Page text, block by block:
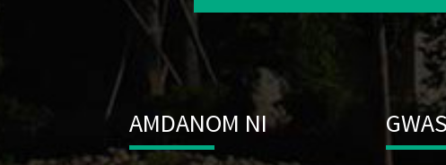
AMDANOM NI